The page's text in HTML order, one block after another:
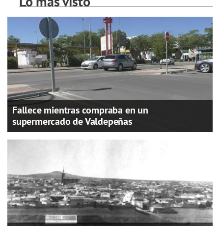
Fallece mientras compraba en un
supermercado de Valdepeñas